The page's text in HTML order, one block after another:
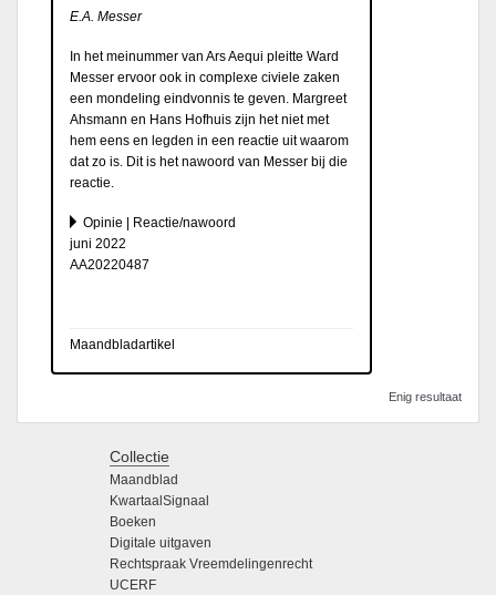
E.A. Messer
In het meinummer van Ars Aequi pleitte Ward
Messer ervoor ook in complexe civiele zaken
een mondeling eindvonnis te geven. Margreet
Ahsmann en Hans Hofhuis zijn het niet met
hem eens en legden in een reactie uit waarom
dat zo is. Dit is het nawoord van Messer bij die
reactie.
Opinie | Reactie/nawoord
juni 2022
AA20220487
Maandbladartikel
Enig resultaat
Collectie
Maandblad
KwartaalSignaal
Boeken
Digitale uitgaven
Rechtspraak Vreemdelingenrecht
UCERF